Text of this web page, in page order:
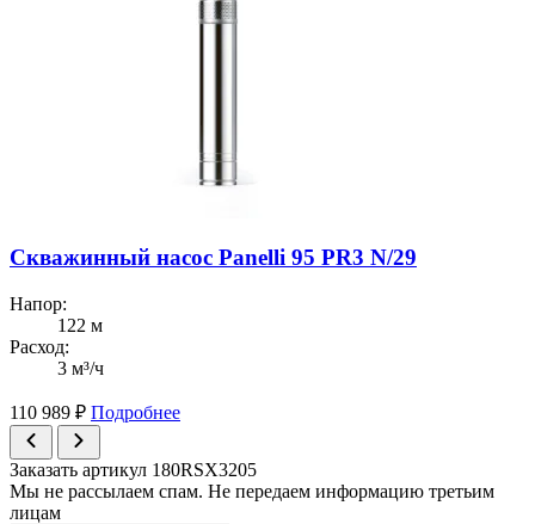
Скважинный насос Panelli 95 PR3 N/29
Напор:
122 м
Расход:
3 м³/ч
110 989 ₽ Подробнее
Заказать артикул 180RSX3205
Мы не рассылаем спам. Не передаем информацию третьим
лицам